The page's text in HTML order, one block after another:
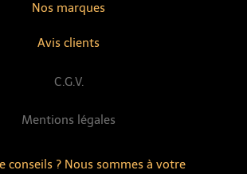
Avis clients
Nos marques
conseils ? Nous sommes à votre
Mentions légales
C.G.V.